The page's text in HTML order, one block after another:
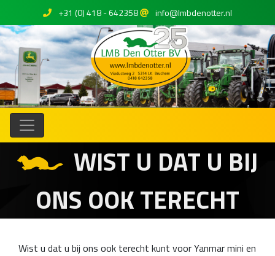
+31 (0) 418 - 642358 info@lmbdenotter.nl
WIST U DAT U BIJ
ONS OOK TERECHT
Wist u dat u bij ons ook terecht kunt voor Yanmar mini en